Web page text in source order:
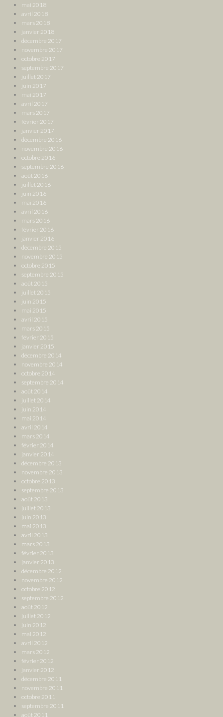
mai 2018
avril 2018
mars 2018
janvier 2018
décembre 2017
novembre 2017
octobre 2017
septembre 2017
juillet 2017
juin 2017
mai 2017
avril 2017
mars 2017
février 2017
janvier 2017
décembre 2016
novembre 2016
octobre 2016
septembre 2016
août 2016
juillet 2016
juin 2016
mai 2016
avril 2016
mars 2016
février 2016
janvier 2016
décembre 2015
novembre 2015
octobre 2015
septembre 2015
août 2015
juillet 2015
juin 2015
mai 2015
avril 2015
mars 2015
février 2015
janvier 2015
décembre 2014
novembre 2014
octobre 2014
septembre 2014
août 2014
juillet 2014
juin 2014
mai 2014
avril 2014
mars 2014
février 2014
janvier 2014
décembre 2013
novembre 2013
octobre 2013
septembre 2013
août 2013
juillet 2013
juin 2013
mai 2013
avril 2013
mars 2013
février 2013
janvier 2013
décembre 2012
novembre 2012
octobre 2012
septembre 2012
août 2012
juillet 2012
juin 2012
mai 2012
avril 2012
mars 2012
février 2012
janvier 2012
décembre 2011
novembre 2011
octobre 2011
septembre 2011
août 2011